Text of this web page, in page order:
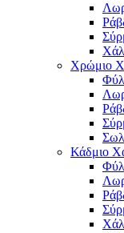
Χρώμιο
Κάδμιο